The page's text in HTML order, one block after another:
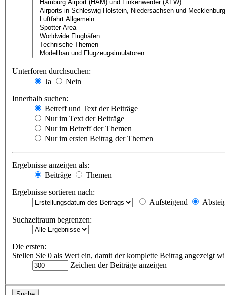
Unterforen durchsuchen:
Ja
Nein
Innerhalb suchen:
Betreff und Text der Beiträge
Nur im Text der Beiträge
Nur im Betreff der Themen
Nur im ersten Beitrag der Themen
Ergebnisse anzeigen als:
Beiträge
Themen
Ergebnisse sortieren nach:
Aufsteigend
Suchzeitraum begrenzen:
Die ersten:
Stellen Sie 0 als Wert ein, damit der komplette Beitrag angezeigt
Zeichen der Beiträge anzeigen